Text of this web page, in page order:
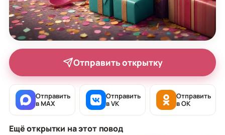
Отправить открытку
Отправить
в MAX
Отправить
в VK
Отправить
в OK
Ещё открытки на этот повод